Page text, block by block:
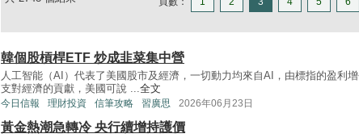
韓個股槓桿ETF 炒成韭菜集中營
人工智能（AI）代表了美國股市及經濟，一切動力均來自AI，由標指的盈利
支對經濟的貢獻，美國可說 ...全文
今日信報 理財投資 信筆攻略 習廣思 2026年06月23日
黃金熱潮急轉冷 央行續增持護價